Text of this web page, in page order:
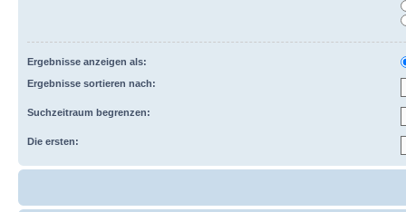
Ergebnisse anzeigen als:
Ergebnisse sortieren nach:
Suchzeitraum begrenzen:
Die ersten: